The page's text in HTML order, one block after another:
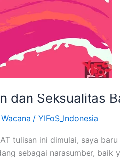
dan Seksualitas
Wacana / YIFoS_Indonesia
tulisan ini dimulai, saya
sebagai narasumber,